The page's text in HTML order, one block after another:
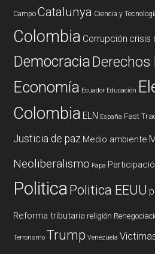
Campo Catalunya Ciencia y
Colombia Corrupción crisis
Democracia
Economía Ecuador Educación
Colombia ELN España Fast
Justicia de paz Medio ambiente
Neoliberalismo Papa
PoliticaPolitica EEUU
Reforma tributaria religión
Terrorismo Trump Venezuela